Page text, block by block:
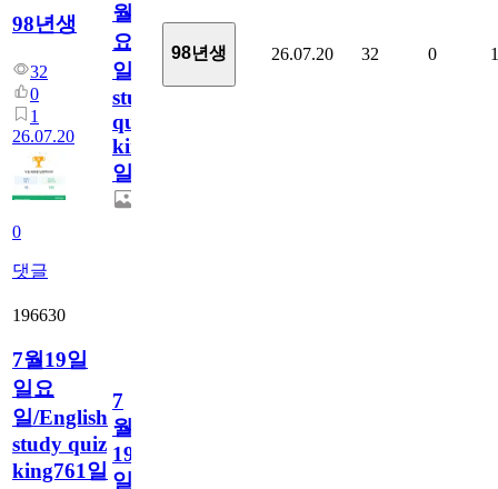
98년생
32
0
1
26.07.20
0
댓글
월
요
일/English
study
quiz
king762
일
98년생 26.07.20 32 0 1
196630
7월19일
일요
일/English
study quiz
king761일
7
월
19
일